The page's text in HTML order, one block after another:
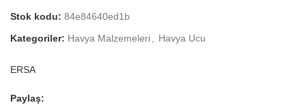
Stok kodu: 84e84640ed1b
Kategoriler: Havya Malzemeleri Havya Ucu
ERSA
Paylaş: